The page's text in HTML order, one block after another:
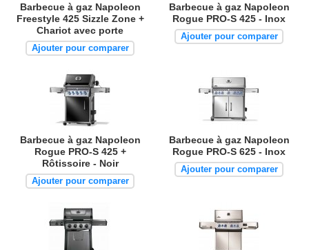
Barbecue à gaz Napoleon
Freestyle 425 Sizzle Zone +
Chariot avec porte
Ajouter pour comparer
Barbecue à gaz Napoleon
Rogue PRO-S 425 - Inox
Ajouter pour comparer
Barbecue à gaz Napoleon
Rogue PRO-S 425 +
Rôtissoire - Noir
Ajouter pour comparer
Barbecue à gaz Napoleon
Rogue PRO-S 625 - Inox
Ajouter pour comparer